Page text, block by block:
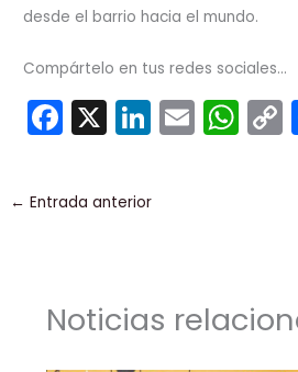
desde el barrio hacia el mundo.
Compártelo en tus redes sociales...
F
a
c
e
o
X Li
n
k
E
m
W
h
p
← Entrada anterior
Noticias